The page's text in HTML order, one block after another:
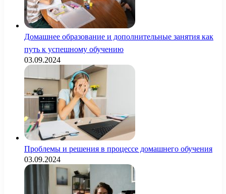
Домашнее образование и дополнительные занятия как
путь к успешному обучению
03.09.2024
Проблемы и решения в процессе домашнего обучения
03.09.2024